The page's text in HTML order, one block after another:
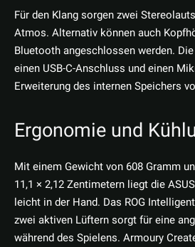
Für den Klang sorgen zwei
Atmos. Alternativ können auch
Bluetooth angeschlossen werden.
einen USB-C-Anschluss und einen
Erweiterung des internen Speichers
Ergonomie und
Mit einem Gewicht von 608 Gramm
11,1 × 2,12 Zentimetern liegt die
leicht in der Hand. Das ROG
zwei aktiven Lüftern sorgt für eine
während des Spielens. Armoury